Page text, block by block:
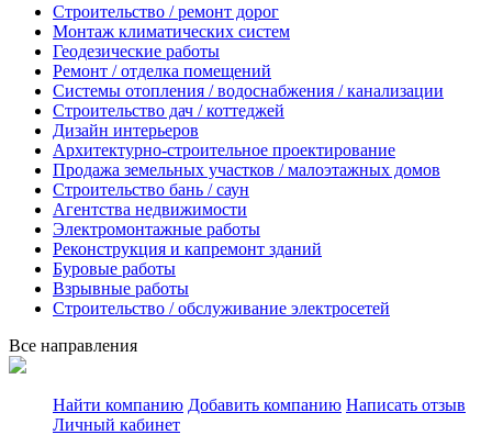
Строительство / ремонт дорог
Монтаж климатических систем
Геодезические работы
Ремонт / отделка помещений
Системы отопления / водоснабжения / канализации
Строительство дач / коттеджей
Дизайн интерьеров
Архитектурно-строительное проектирование
Продажа земельных участков / малоэтажных домов
Строительство бань / саун
Агентства недвижимости
Электромонтажные работы
Реконструкция и капремонт зданий
Буровые работы
Взрывные работы
Строительство / обслуживание электросетей
Все направления
Найти компанию Добавить компанию Написать отзыв
Личный кабинет